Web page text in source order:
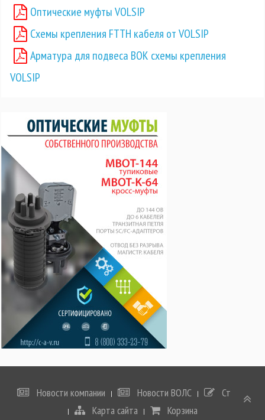
Оптические муфты VOLSIP
Схемы крепления FTTH кабеля от VOLSIP
Арматура для подвеса ВОК схемы крепления
VOLSIP
Новости компании Новости ВОЛС
Статьи
Карта сайта
Корзина